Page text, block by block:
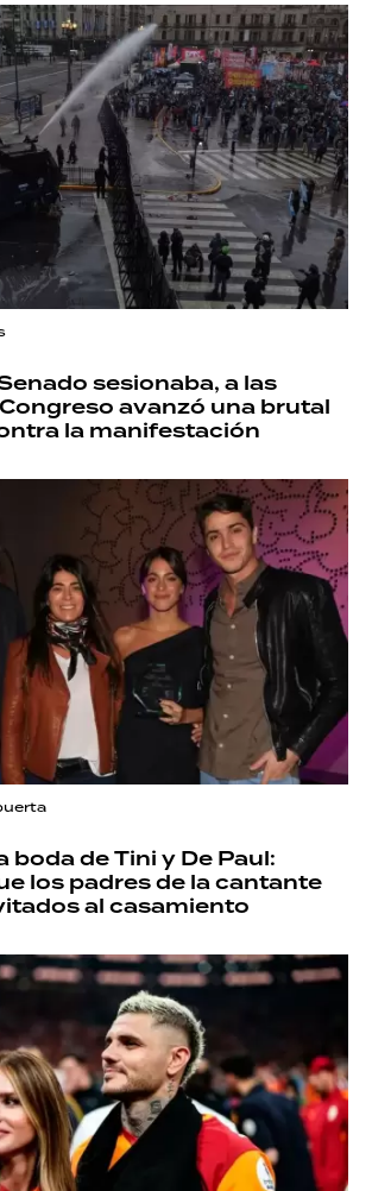
sesionaba, a las
avanzó una brutal
la manifestación
boda de Tini y De Paul:
los padres de la cantante
al casamiento